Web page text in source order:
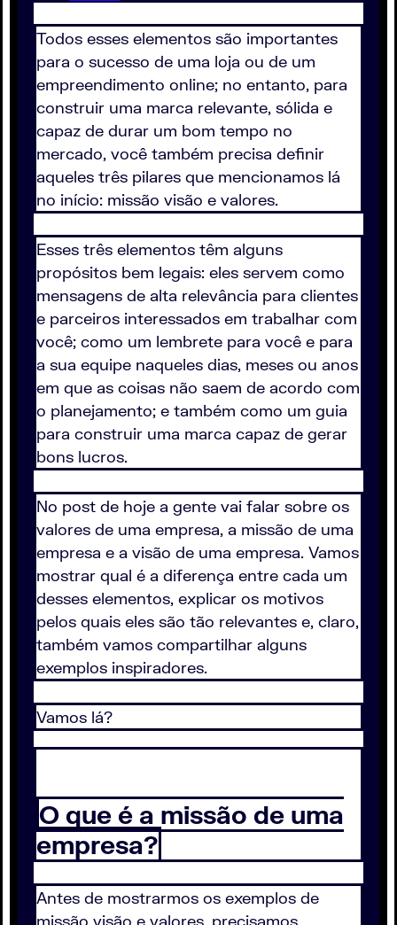
Todos esses elementos são importantes
para o sucesso de uma loja ou de um
empreendimento online; no entanto, para
construir uma marca relevante, sólida e
capaz de durar um bom tempo no
mercado, você também precisa definir
aqueles três pilares que mencionamos lá
no início: missão visão e valores.
Esses três elementos têm alguns
propósitos bem legais: eles servem como
mensagens de alta relevância para clientes
e parceiros interessados em trabalhar com
você; como um lembrete para você e para
a sua equipe naqueles dias, meses ou anos
em que as coisas não saem de acordo com
o planejamento; e também como um guia
para construir uma marca capaz de gerar
bons lucros.
No post de hoje a gente vai falar sobre os
valores de uma empresa, a missão de uma
empresa e a visão de uma empresa. Vamos
mostrar qual é a diferença entre cada um
desses elementos, explicar os motivos
pelos quais eles são tão relevantes e, claro,
também vamos compartilhar alguns
exemplos inspiradores.
Vamos lá?
O que é a missão de uma
empresa?
Antes de mostrarmos os exemplos de
missão visão e valores, precisamos